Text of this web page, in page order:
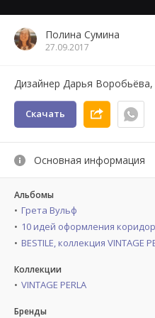
Полина Сумина
27.09.2017
Дизайнер Дарья
Скачать
Основная информация
Альбомы
Грета Вульф
10 идей оформления
BESTILE, коллекция VINTAGE
Коллекции
VINTAGE PERLA
Бренды